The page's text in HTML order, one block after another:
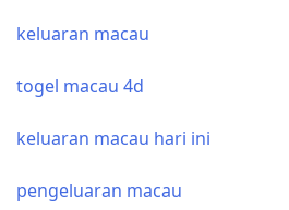
keluaran macau
togel macau 4d
keluaran macau hari ini
pengeluaran macau